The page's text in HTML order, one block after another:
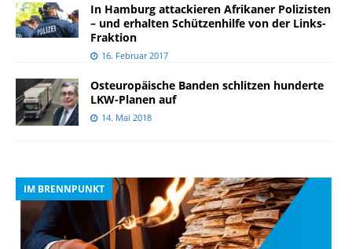
In Hamburg attackieren Afrikaner Polizisten
– und erhalten Schützenhilfe von der Links-
Fraktion
16. Februar 2017
Osteuropäische Banden schlitzen hunderte
LKW-Planen auf
14. Mai 2018
IM BRENNPUNKT